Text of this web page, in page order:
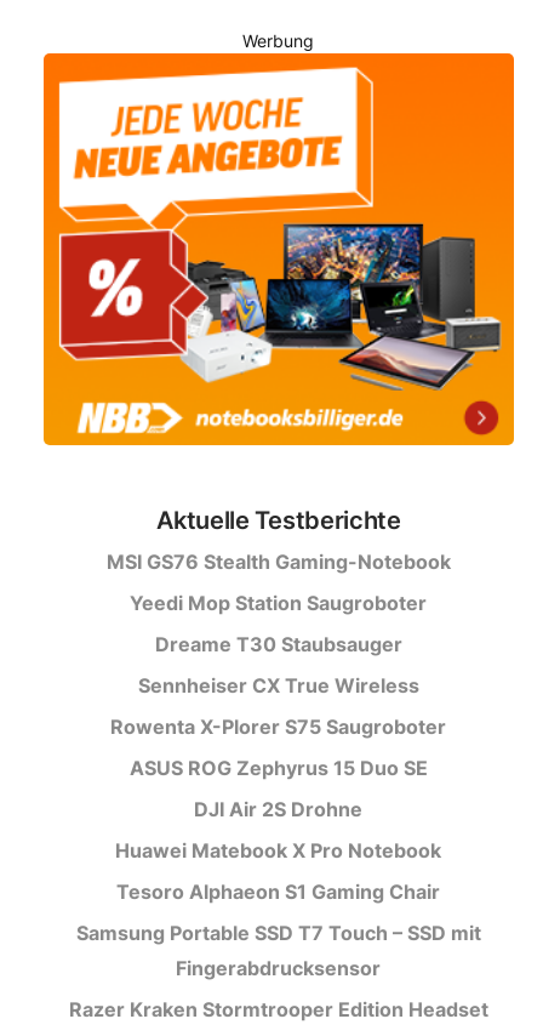
Werbung
Aktuelle Testberichte
MSI GS76 Stealth Gaming-Notebook
Yeedi Mop Station Saugroboter
Dreame T30 Staubsauger
Sennheiser CX True Wireless
Rowenta X-Plorer S75 Saugroboter
ASUS ROG Zephyrus 15 Duo SE
DJI Air 2S Drohne
Huawei Matebook X Pro Notebook
Tesoro Alphaeon S1 Gaming Chair
Samsung Portable SSD T7 Touch – SSD mit
Fingerabdrucksensor
Razer Kraken Stormtrooper Edition Headset